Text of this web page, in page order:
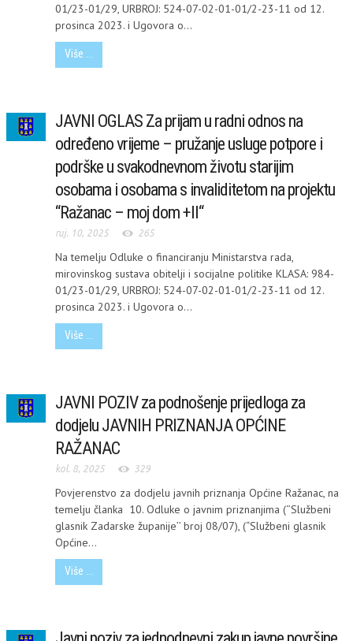
01/23-01/29, URBROJ: 524-07-02-01-01/2-23-11 od 12.
prosinca 2023. i Ugovora o...
Više ...
JAVNI OGLAS Za prijam u radni odnos na
određeno vrijeme – pružanje usluge potpore i
podrške u svakodnevnom životu starijim
osobama i osobama s invaliditetom na projektu
“Ražanac – moj dom +II“
ruj. 10, 2025 265
Na temelju Odluke o financiranju Ministarstva rada,
mirovinskog sustava obitelji i socijalne politike KLASA: 984-
01/23-01/29, URBROJ: 524-07-02-01-01/2-23-11 od 12.
prosinca 2023. i Ugovora o...
Više ...
JAVNI POZIV za podnošenje prijedloga za
dodjelu JAVNIH PRIZNANJA OPĆINE
RAŽANAC
kol. 8, 2025 329
Povjerenstvo za dodjelu javnih priznanja Općine Ražanac, na
temelju članka 10. Odluke o javnim priznanjima (‘’Službeni
glasnik Zadarske županije’’ broj 08/07), (“Službeni glasnik
Općine...
Više ...